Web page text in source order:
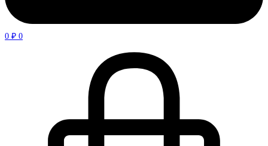
0 ₽ 0